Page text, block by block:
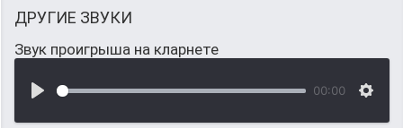
ДРУГИЕ ЗВУКИ
Звук проигрыша на кларнете
00:00